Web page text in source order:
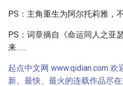
PS：主角重生为阿尔托莉雅，
PS：词章摘自《命运同人之亚
来……
起点中文网 www.qidian.com 欢
新、最快、最火的连载作品尽在